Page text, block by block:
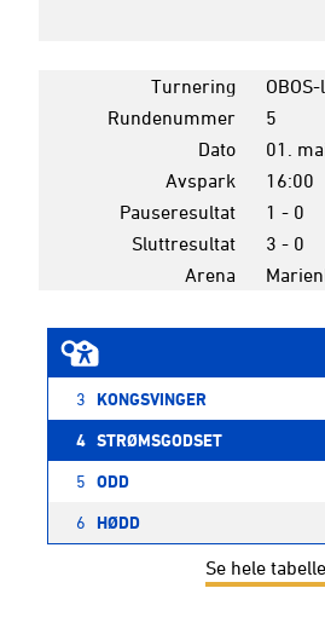
Turnering
Rundenummer
5
Dato
01.
Avspark
16:00
Pauseresultat
1 - 0
Sluttresultat
3 - 0
Arena
3 KONGSVINGER
4 STRØMSGODSET
5 ODD
6
HØDD
Se hele